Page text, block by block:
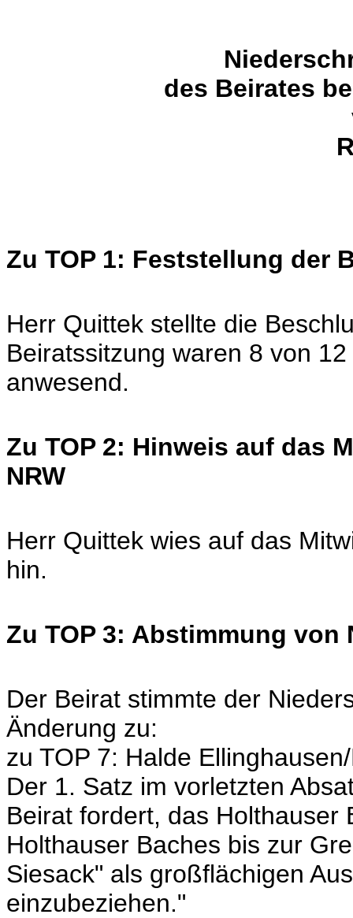
des Beirates
Zu TOP 1: Feststellung der
Herr Quittek stellte die
Beiratssitzung waren 8 von
anwesend.
Zu TOP 2: Hinweis auf das
NRW
Herr Quittek wies auf das
hin.
Zu TOP 3: Abstimmung von
Der Beirat stimmte der
Änderung zu:
zu TOP 7: Halde
Der 1. Satz im vorletzten
Beirat fordert, das Holthauser
Holthauser Baches bis zur
Siesack" als großflächigen
einzubeziehen."